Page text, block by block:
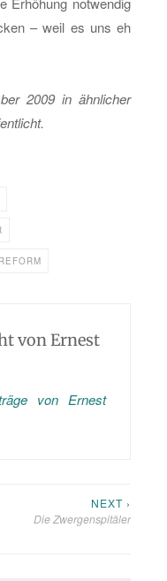
– weil es uns eh
2009 in ähn­li­cher
von Ernest
von Ernest
NEXT ›
Die Zwergenspitäler